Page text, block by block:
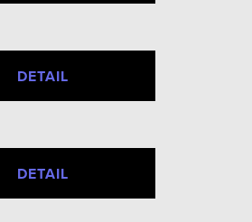
DETAIL
DETAIL